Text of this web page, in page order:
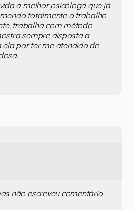
a melhor psicóloga que já
totalmente o trabalho
trabalha com método
sempre disposta a
ela por ter me atendido de
não escreveu comentário